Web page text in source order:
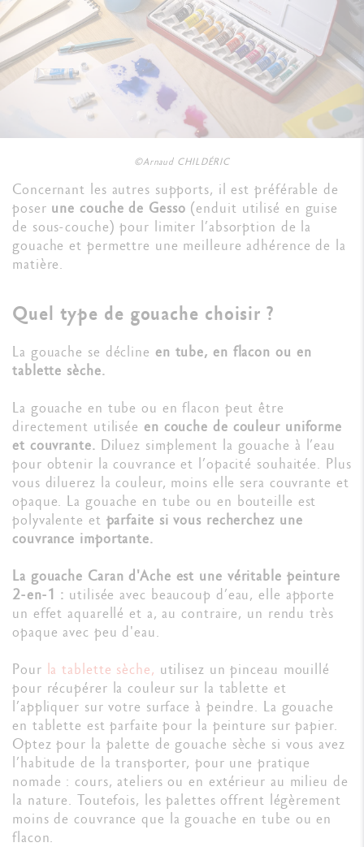
©Arnaud CHILDÉRIC
Concernant les autres supports, il est préférable de
poser une couche de Gesso (enduit utilisé en guise
de sous-couche) pour limiter l’absorption de la
gouache et permettre une meilleure adhérence de la
matière.
Quel type de gouache choisir ?
La gouache se décline en tube, en flacon ou en
tablette sèche.
La gouache en tube ou en flacon peut être
directement utilisée en couche de couleur uniforme
et couvrante. Diluez simplement la gouache à l’eau
pour obtenir la couvrance et l’opacité souhaitée. Plus
vous diluerez la couleur, moins elle sera couvrante et
opaque. La gouache en tube ou en bouteille est
polyvalente et parfaite si vous recherchez une
couvrance importante.
La gouache Caran d'Ache est une véritable peinture
2-en-1 : utilisée avec beaucoup d’eau, elle apporte
un effet aquarellé et a, au contraire, un rendu très
opaque avec peu d'eau.
Pour la tablette sèche, utilisez un pinceau mouillé
pour récupérer la couleur sur la tablette et
l’appliquer sur votre surface à peindre. La gouache
en tablette est parfaite pour la peinture sur papier.
Optez pour la palette de gouache sèche si vous avez
l’habitude de la transporter, pour une pratique
nomade : cours, ateliers ou en extérieur au milieu de
la nature. Toutefois, les palettes offrent légèrement
moins de couvrance que la gouache en tube ou en
flacon.